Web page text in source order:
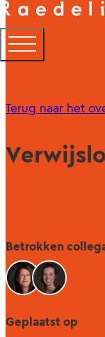
Terug naar het
Betrokken
Geplaatst op